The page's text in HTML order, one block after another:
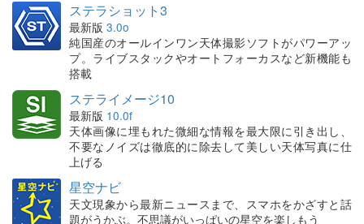
ステラショット3
最新版 3.0o
純国産のオールインワン天体撮影ソフトがパワーアッ
プ。ライブスタックやオートフォーカスなど新機能も
搭載
ステライメージ10
最新版 10.0f
天体画像に埋もれた微細な情報を最大限に引き出し、
不要なノイズは徹底的に除去して美しい天体写真に仕
上げる
星空ナビ
天文現象から最新ニュースまで、スマホをかざすと話
題がうかぶ。不思議がいっぱいの星空を楽しもう